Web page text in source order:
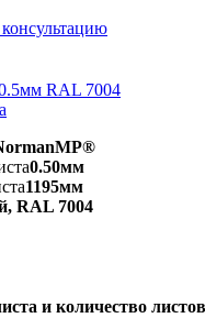
консультацию
RAL 7004
0.50мм
1195мм
RAL 7004
и количество листов